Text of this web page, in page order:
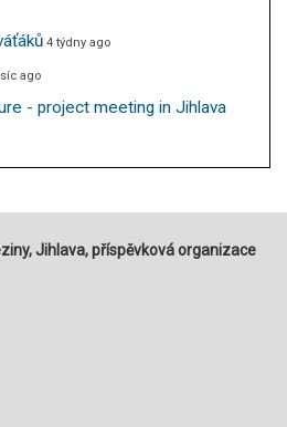
4 týdny ago
ago
- project meeting in Jihlava
Jihlava, příspěvková organizace